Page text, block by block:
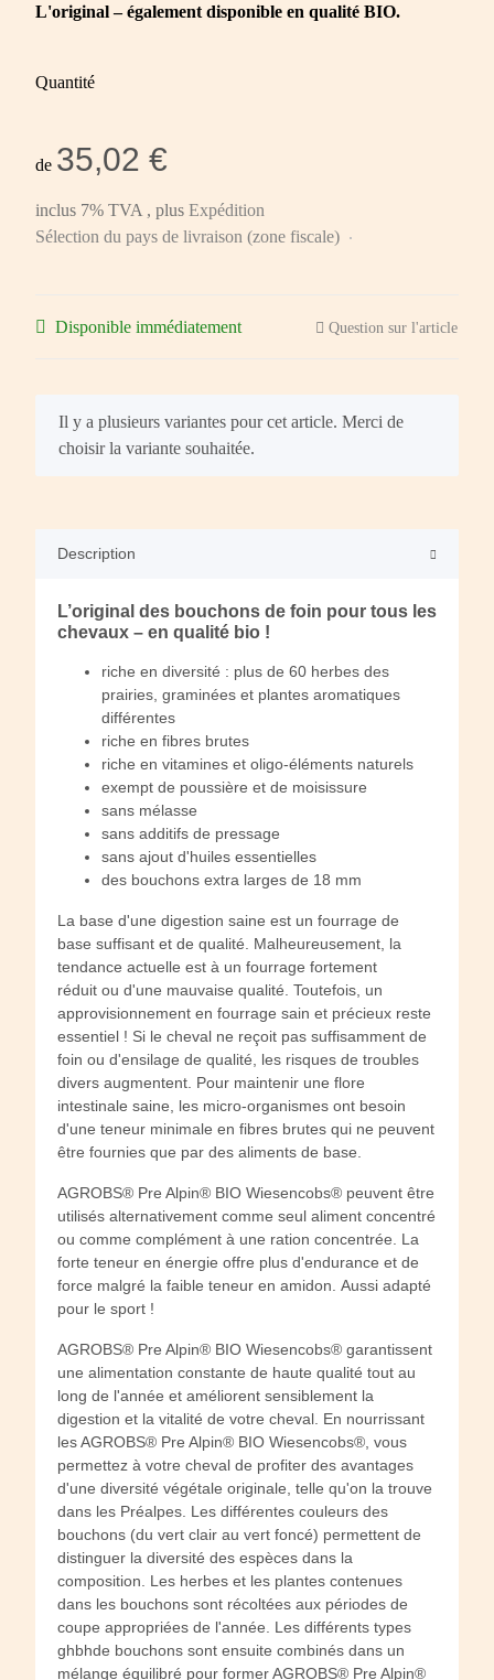
L'original – également disponible en qualité BIO.
Quantité
de 35,02 €
inclus 7% TVA , plus Expédition
Sélection du pays de livraison (zone fiscale)
Disponible immédiatement Question sur l'article
x
Il y a plusieurs variantes pour cet article. Merci de
choisir la variante souhaitée.
Description
L’original des bouchons de foin pour tous les
chevaux – en qualité bio !
riche en diversité : plus de 60 herbes des
prairies, graminées et plantes aromatiques
différentes
riche en fibres brutes
riche en vitamines et oligo-éléments naturels
exempt de poussière et de moisissure
sans mélasse
sans additifs de pressage
sans ajout d'huiles essentielles
des bouchons extra larges de 18 mm
La base d'une digestion saine est un fourrage de
base suffisant et de qualité. Malheureusement, la
tendance actuelle est à un fourrage fortement
réduit ou d'une mauvaise qualité. Toutefois, un
approvisionnement en fourrage sain et précieux reste
essentiel ! Si le cheval ne reçoit pas suffisamment de
foin ou d'ensilage de qualité, les risques de troubles
divers augmentent. Pour maintenir une flore
intestinale saine, les micro-organismes ont besoin
d'une teneur minimale en fibres brutes qui ne peuvent
être fournies que par des aliments de base.
AGROBS® Pre Alpin® BIO Wiesencobs® peuvent être
utilisés alternativement comme seul aliment concentré
ou comme complément à une ration concentrée. La
forte teneur en énergie offre plus d'endurance et de
force malgré la faible teneur en amidon. Aussi adapté
pour le sport !
AGROBS® Pre Alpin® BIO Wiesencobs® garantissent
une alimentation constante de haute qualité tout au
long de l'année et améliorent sensiblement la
digestion et la vitalité de votre cheval. En nourrissant
les AGROBS® Pre Alpin® BIO Wiesencobs®, vous
permettez à votre cheval de profiter des avantages
d'une diversité végétale originale, telle qu'on la trouve
dans les Préalpes. Les différentes couleurs des
bouchons (du vert clair au vert foncé) permettent de
distinguer la diversité des espèces dans la
composition. Les herbes et les plantes contenues
dans les bouchons sont récoltées aux périodes de
coupe appropriées de l'année. Les différents types
ghbhde bouchons sont ensuite combinés dans un
mélange équilibré pour former AGROBS® Pre Alpin®